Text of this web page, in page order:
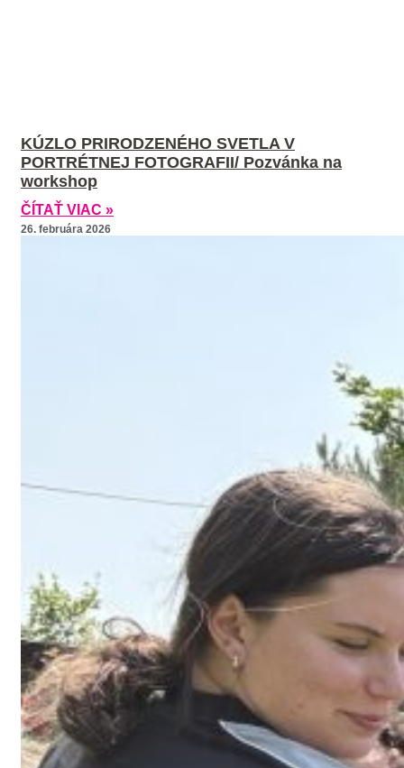
KÚZLO PRIRODZENÉHO SVETLA V
PORTRÉTNEJ FOTOGRAFII/ Pozvánka na
workshop
ČÍTAŤ VIAC »
26. februára 2026